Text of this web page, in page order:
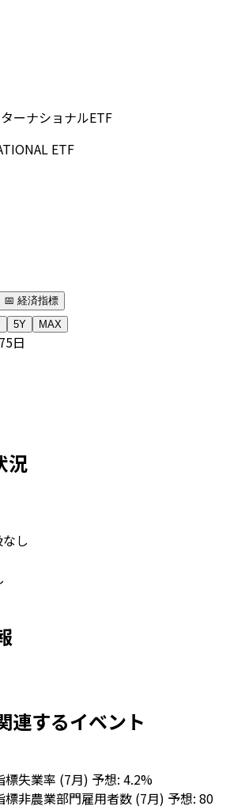
ーナショナルETF
ETF
📅 経済指標
5Y MAX
75日
況
し
連するイベント
標失業率 (7月) 予想: 4.2%
標非農業部門雇用者数 (7月) 予想: 80